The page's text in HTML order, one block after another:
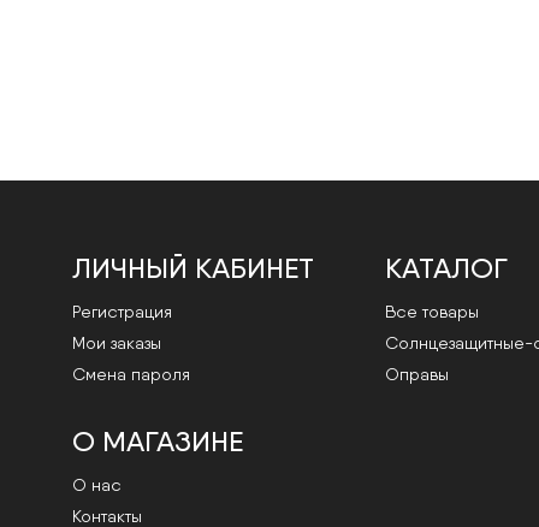
ЛИЧНЫЙ КАБИНЕТ
Регистрация
Мои заказы
Смена пароля
КАТАЛОГ
Все товары
Cолнцезащитные-
Оправы
О МАГАЗИНЕ
О нас
Контакты